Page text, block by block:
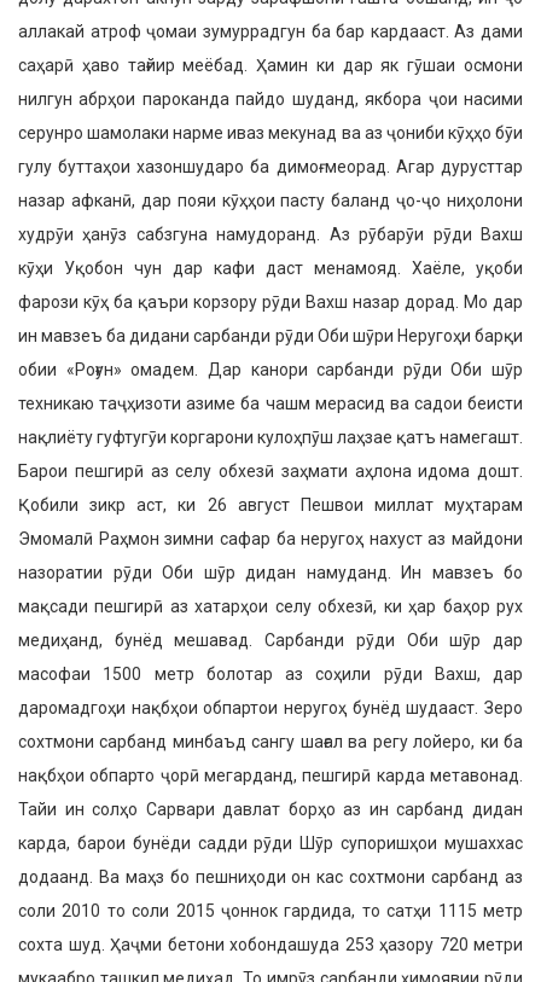
аллакай атроф ҷомаи зумуррадгун ба бар кардааст. Аз дами
саҳарӣ ҳаво тағйир меёбад. Ҳамин ки дар як гӯшаи осмони
нилгун абрҳои пароканда пайдо шуданд, якбора ҷои насими
серунро шамолаки нарме иваз мекунад ва аз ҷониби кӯҳҳо бӯи
гулу буттаҳои хазоншударо ба димоғ меорад. Агар дурусттар
назар афканӣ, дар пояи кӯҳҳои пасту баланд ҷо-ҷо ниҳолони
худрӯи ҳанӯз сабзгуна намудоранд. Аз рӯбарӯи рӯди Вахш
кӯҳи Уқобон чун дар кафи даст менамояд. Хаёле, уқоби
фарози кӯҳ ба қаъри корзору рӯди Вахш назар дорад. Мо дар
ин мавзеъ ба дидани сарбанди рӯди Оби шӯри Неругоҳи барқи
обии «Роғун» омадем. Дар канори сарбанди рӯди Оби шӯр
техникаю таҷҳизоти азиме ба чашм мерасид ва садои беисти
нақлиёту гуфтугӯи коргарони кулоҳпӯш лаҳзае қатъ намегашт.
Барои пешгирӣ аз селу обхезӣ заҳмати аҳлона идома дошт.
Қобили зикр аст, ки 26 август Пешвои миллат муҳтарам
Эмомалӣ Раҳмон зимни сафар ба неругоҳ нахуст аз майдони
назоратии рӯди Оби шӯр дидан намуданд. Ин мавзеъ бо
мақсади пешгирӣ аз хатарҳои селу обхезӣ, ки ҳар баҳор рух
медиҳанд, бунёд мешавад. Сарбанди рӯди Оби шӯр дар
масофаи 1500 метр болотар аз соҳили рӯди Вахш, дар
даромадгоҳи нақбҳои обпартои неругоҳ бунёд шудааст. Зеро
сохтмони сарбанд минбаъд сангу шағал ва регу лойеро, ки ба
нақбҳои обпарто ҷорӣ мегарданд, пешгирӣ карда метавонад.
Тайи ин солҳо Сарвари давлат борҳо аз ин сарбанд дидан
карда, барои бунёди садди рӯди Шӯр супоришҳои мушаххас
додаанд. Ва маҳз бо пешниҳоди он кас сохтмони сарбанд аз
соли 2010 то соли 2015 ҷоннок гардида, то сатҳи 1115 метр
сохта шуд. Ҳаҷми бетони хобондашуда 253 ҳазору 720 метри